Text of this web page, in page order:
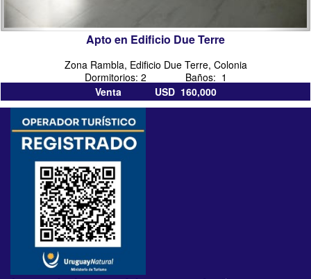
Apto en Edificio Due Terre
Zona Rambla, Edificio Due Terre, Colonia
Dormitorios: 2 Baños: 1
Venta USD 160,000